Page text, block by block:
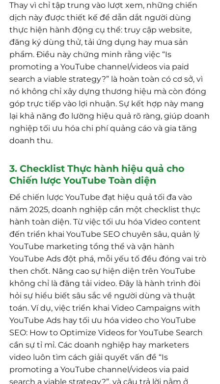
Thay vì chỉ tập trung vào lượt xem, những chiến
dịch này được thiết kế để dẫn dắt người dùng
thực hiện hành động cụ thể: truy cập website,
đăng ký dùng thử, tải ứng dụng hay mua sản
phẩm. Điều này chứng minh rằng việc “Is
promoting a YouTube channel/videos via paid
search a viable strategy?” là hoàn toàn có cơ sở, vì
nó không chỉ xây dựng thương hiệu mà còn đóng
góp trực tiếp vào lợi nhuận. Sự kết hợp này mang
lại khả năng đo lường hiệu quả rõ ràng, giúp doanh
nghiệp tối ưu hóa chi phí quảng cáo và gia tăng
doanh thu.
3. Checklist Thực hành hiệu quả cho
Chiến lược YouTube Toàn diện
Để chiến lược YouTube đạt hiệu quả tối đa vào
năm 2025, doanh nghiệp cần một checklist thực
hành toàn diện. Từ việc tối ưu hóa Video content
đến triển khai YouTube SEO chuyên sâu, quản lý
YouTube marketing tổng thể và vận hành
YouTube Ads đột phá, mỗi yếu tố đều đóng vai trò
then chốt. Nâng cao sự hiện diện trên YouTube
không chỉ là đăng tải video. Đây là hành trình đòi
hỏi sự hiểu biết sâu sắc về người dùng và thuật
toán. Ví dụ, việc triển khai Video Campaigns with
YouTube Ads hay tối ưu hóa video cho YouTube
SEO: How to Optimize Videos for YouTube Search
cần sự tỉ mỉ. Các doanh nghiệp hay marketers
video luôn tìm cách giải quyết vấn đề “Is
promoting a YouTube channel/videos via paid
search a viable strategy?”, và câu trả lời nằm ở